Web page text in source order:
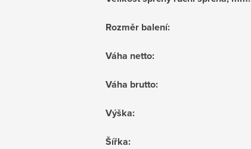
Rozměr balení:
Váha netto:
Váha brutto:
Výška:
Šířka: